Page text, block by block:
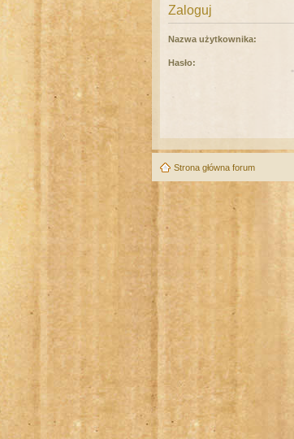
Zaloguj
Nazwa użytkownika:
Hasło:
Strona główna forum